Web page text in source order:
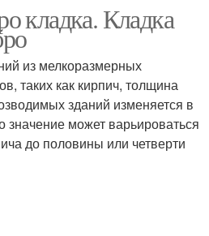
кладка. Кладка
из мелкоразмерных
таких как кирпич, толщина
зданий изменяется в
может варьироваться
до половины или четверти